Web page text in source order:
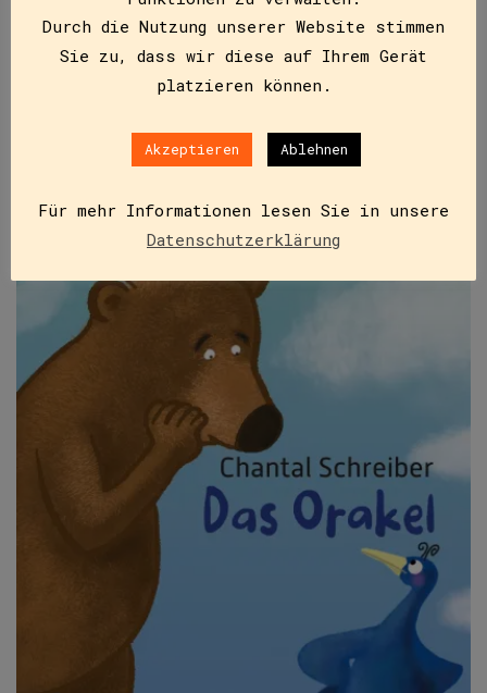
unterschiedlichen Geschöpfen: einem brummigen, sehr
ordnungsliebenden Löwen und einer winzigkleinen,
sehr frechen Maus.…
IN DEN WARENKORB
Durch die Nutzung unserer Website stimmen
Sie zu, dass wir diese auf Ihrem Gerät
platzieren können.
Akzeptieren Ablehnen
Für mehr Informationen lesen Sie in unsere
Datenschutzerklärung